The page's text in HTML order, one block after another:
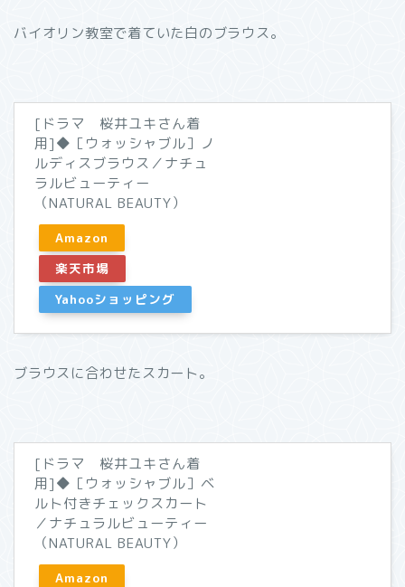
バイオリン教室で着ていた白のブラウス。
[ドラマ 桜井ユキさん着
用]◆［ウォッシャブル］ノ
ルディスブラウス／ナチュ
ラルビューティー
（NATURAL BEAUTY）
Amazon
楽天市場
Yahooショッピング
ブラウスに合わせたスカート。
[ドラマ 桜井ユキさん着
用]◆［ウォッシャブル］ベ
ルト付きチェックスカート
／ナチュラルビューティー
（NATURAL BEAUTY）
Amazon